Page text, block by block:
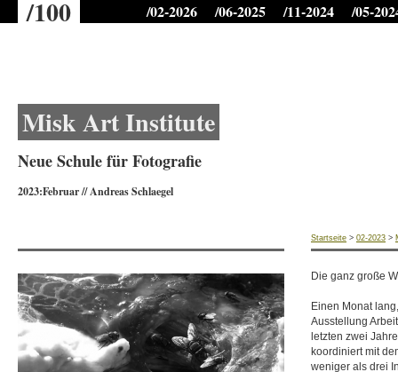
/100 /02-2026 /06-2025 /11-2024 /05-
Misk Art Institute
Neue Schule für Fotografie
2023:Februar//Andreas Schlaegel
Startseite > 02-2023 >
Die ganz große
Einen Monat
Ausstellung
letzten zwei
koordiniert mit
weniger als drei